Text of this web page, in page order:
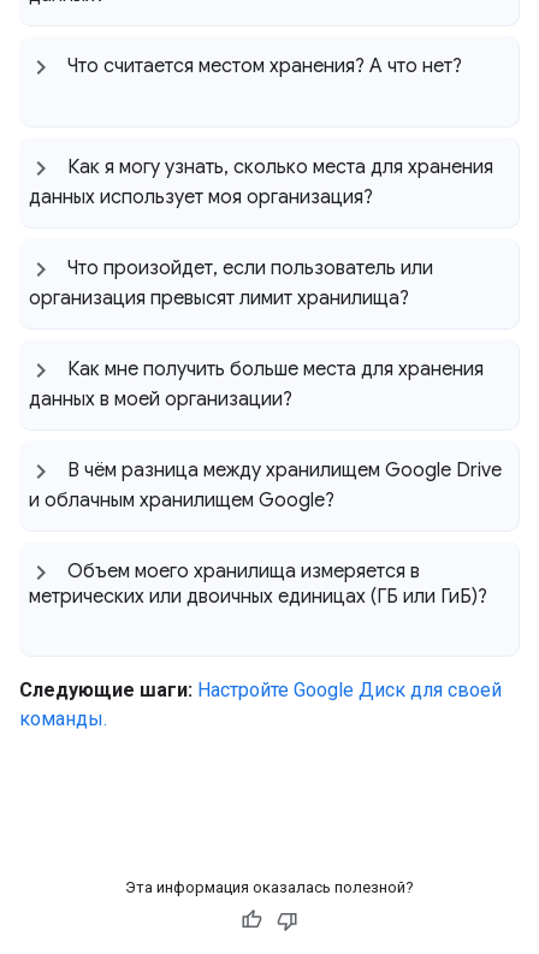
Что считается местом хранения? А что нет?
Как я могу узнать, сколько места для хранения
данных использует моя организация?
Что произойдет, если пользователь или
организация превысят лимит хранилища?
Как мне получить больше места для хранения
данных в моей организации?
В чём разница между хранилищем Google Drive
и облачным хранилищем Google?
Объем моего хранилища измеряется в
метрических или двоичных единицах (ГБ или ГиБ)?
Следующие шаги: Настройте Google Диск для своей
команды.
Эта информация оказалась полезной?